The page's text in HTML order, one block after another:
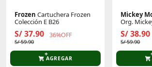
Frozen Cartuchera Frozen
Colección E B26
S/ 37.90 36%OFF
S/ 59.90
AGREGAR
Mickey
Org.
S/ 38.90
S/ 59.90